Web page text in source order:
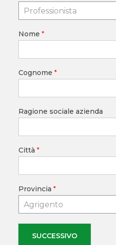
Professionista
Nome *
Cognome *
Ragione sociale azienda
Città *
Provincia *
Agrigento
SUCCESSIVO